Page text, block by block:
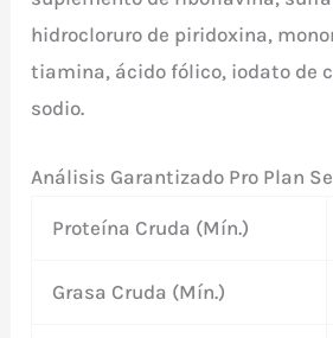
hidrocloruro de piridoxina,
tiamina, ácido fólico, iodato de
sodio.
Análisis Garantizado Pro Plan
Proteína Cruda (Mín.)
Grasa Cruda (Mín.)